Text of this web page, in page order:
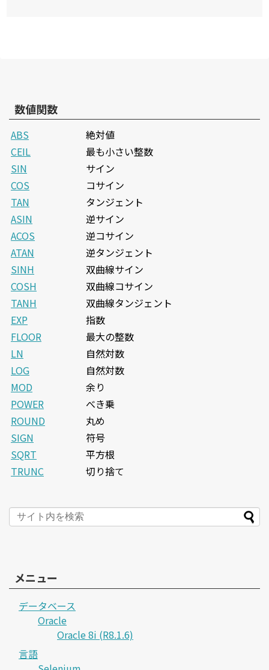
数値関数
ABS
絶対値
CEIL
最も小さい整数
SIN
サイン
COS
コサイン
TAN
タンジェント
ASIN
逆サイン
ACOS
逆コサイン
ATAN
逆タンジェント
SINH
双曲線サイン
COSH
双曲線コサイン
TANH
双曲線タンジェント
EXP
指数
FLOOR
最大の整数
LN
自然対数
LOG
自然対数
MOD
余り
POWER
べき乗
ROUND
丸め
SIGN
符号
SQRT
平方根
TRUNC
切り捨て
メニュー
データベース
Oracle
Oracle 8i (R8.1.6)
言語